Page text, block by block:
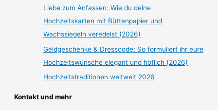
Liebe zum Anfassen: Wie du deine
Hochzeitskarten mit Büttenpapier und
Wachssiegeln veredelst (2026)
Geldgeschenke & Dresscode: So formuliert ihr eure
Hochzeitswünsche elegant und höflich (2026)
Hochzeitstraditionen weltweit 2026
Kontakt und mehr